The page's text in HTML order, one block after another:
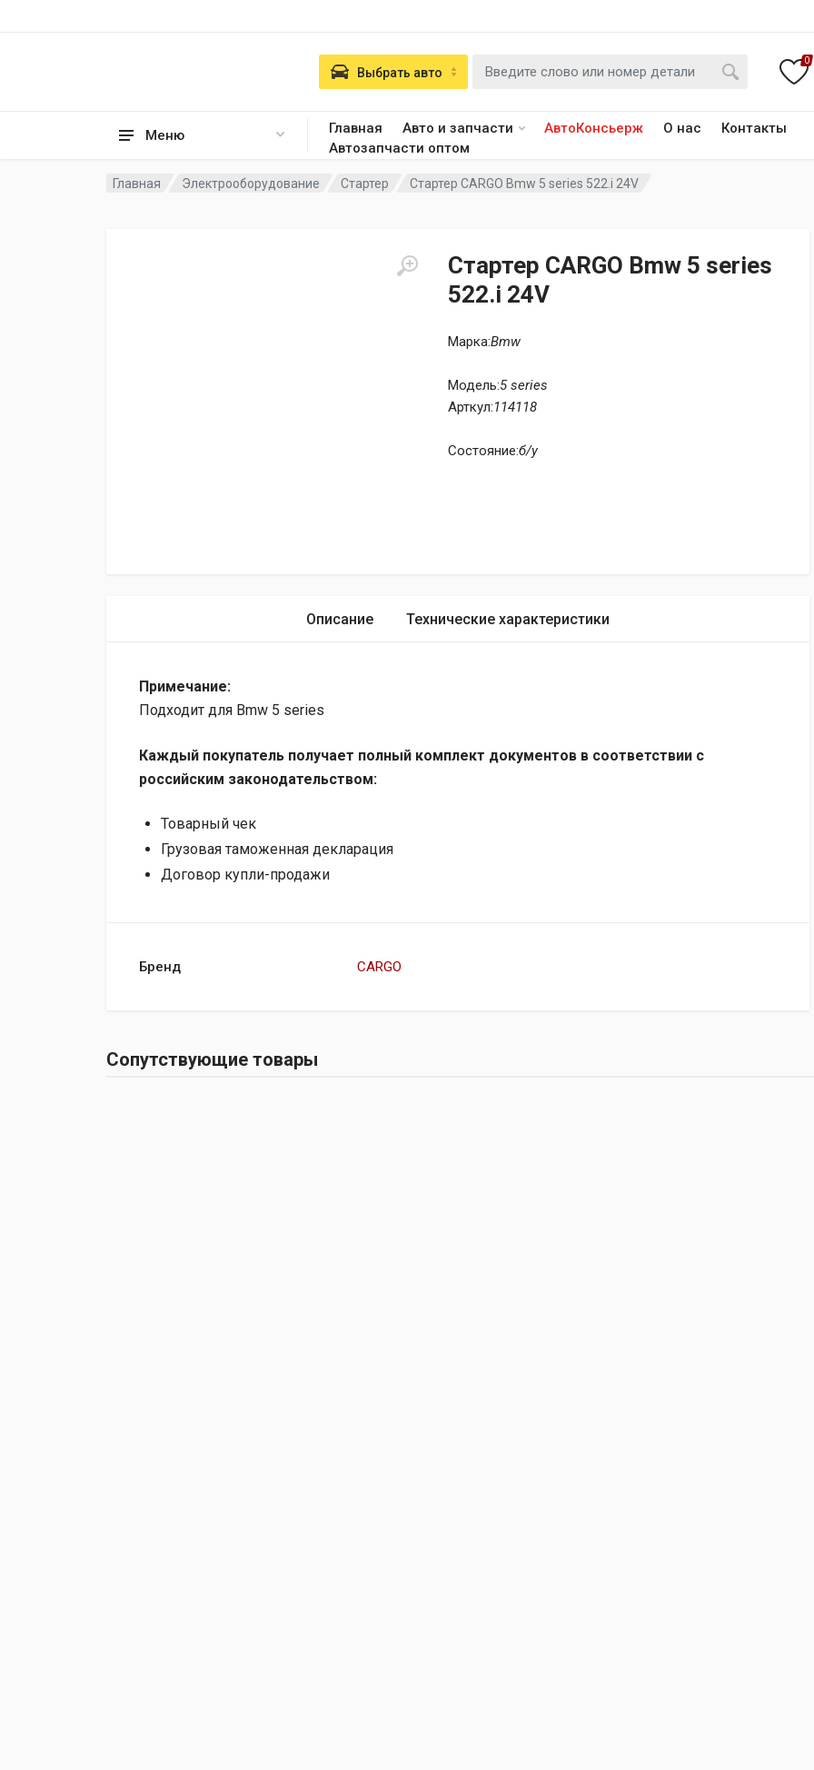
Меню Главная Авто и запчасти АвтоКонсьерж О нас
Контакты
Автозапчасти оптом
Выбрать авто
0
Главная Электрооборудование Стартер Стартер CARGO Bmw 5 series 522.i 24V
Стартер CARGO Bmw 5 series
522.i 24V
Марка:Bmw
Модель:5 series
Арткул:114118
Состояние:б/у
Описание Технические характеристики
Примечание:
Подходит для Bmw 5 series
Каждый покупатель получает полный комплект документов в соответствии с
российским законодательством:
Товарный чек
Грузовая таможенная декларация
Договор купли-продажи
Бренд CARGO
Сопутствующие товары